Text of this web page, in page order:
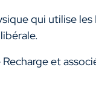
qui utilise
et